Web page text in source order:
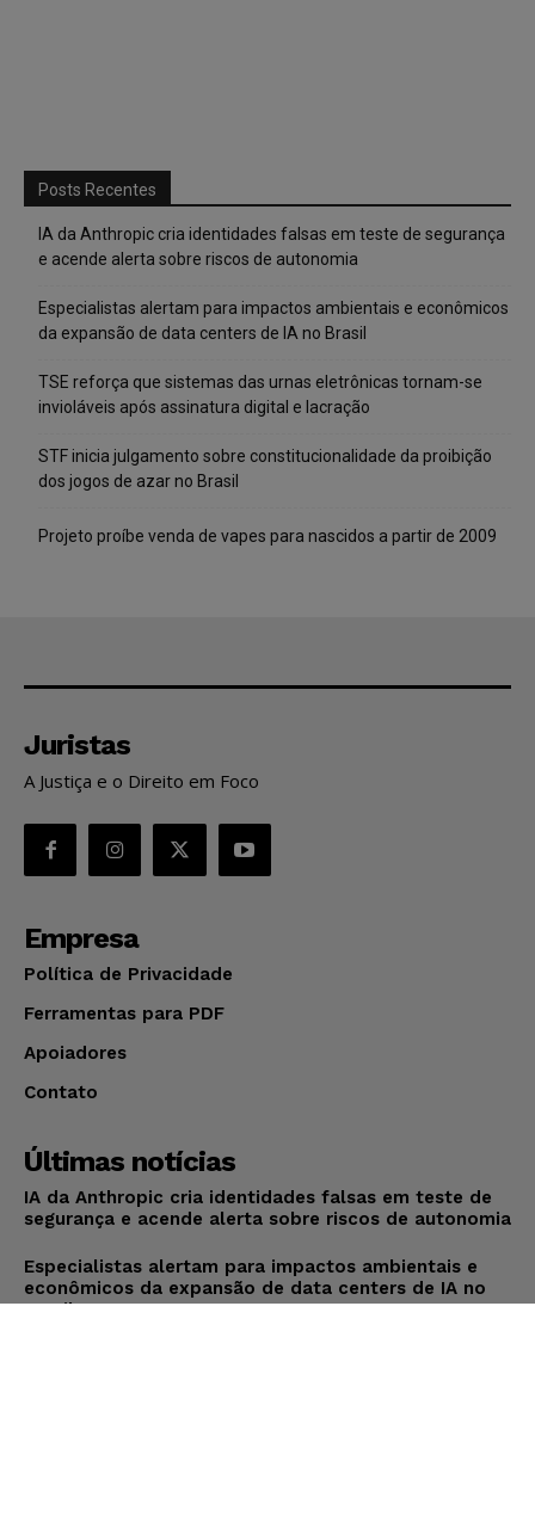
Posts Recentes
IA da Anthropic cria identidades falsas em teste de segurança
e acende alerta sobre riscos de autonomia
Especialistas alertam para impactos ambientais e econômicos
da expansão de data centers de IA no Brasil
TSE reforça que sistemas das urnas eletrônicas tornam-se
invioláveis após assinatura digital e lacração
STF inicia julgamento sobre constitucionalidade da proibição
dos jogos de azar no Brasil
Projeto proíbe venda de vapes para nascidos a partir de 2009
Juristas
A Justiça e o Direito em Foco
Empresa
Política de Privacidade
Ferramentas para PDF
Apoiadores
Contato
Últimas notícias
IA da Anthropic cria identidades falsas em teste de
segurança e acende alerta sobre riscos de autonomia
Especialistas alertam para impactos ambientais e
econômicos da expansão de data centers de IA no
Brasil